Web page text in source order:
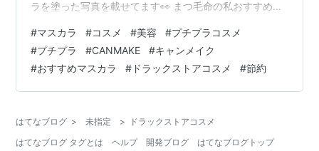
ラを塗った写真を載せてます👀 まつ毛命の私おすすめの
CANMAKE（キャンメイク） クイックラッシュカーラー |
CANMAKE（キャンメイク） 商品名：クイックラッシュ
カーラー 価格：748円（税込み） 色展開は五種類（１種
類は透明のようです） 私はブラックを使用していますが
ても塗…
#マスカラ #コスメ #美容 #プチプラコスメ
#プチプラ #CANMAKE #キャンメイク
#おすすめマスカラ # ドラックストアコスメ #節約
はてなブログ > 未指定 >
ドラックストアコスメ
はてなブログ タグとは
ヘルプ 開発ブログ はてなブログトップ